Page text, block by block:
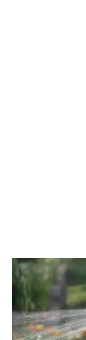
Service
Service :
Service